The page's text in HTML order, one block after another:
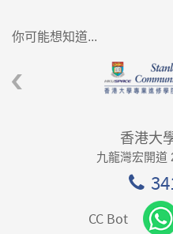
你可能想知道...
香港大
九龍灣宏開道
CC Bot